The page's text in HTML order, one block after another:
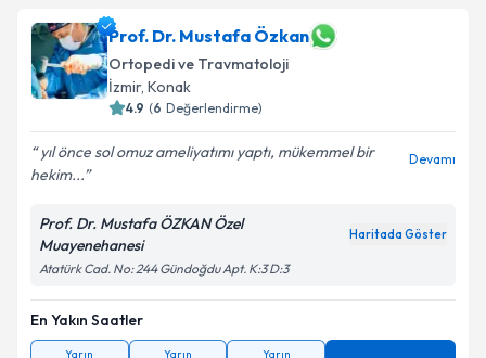
Prof. Dr. Mustafa Özkan
Ortopedi ve Travmatoloji
İzmir, Konak
4.9 (6 Değerlendirme)
yıl önce sol omuz ameliyatımı yaptı, mükemmel bir
hekim...
Devamı
Prof. Dr. Mustafa ÖZKAN Özel
Muayenehanesi
Haritada Göster
Atatürk Cad. No: 244 Gündoğdu Apt. K:3 D:3
En Yakın Saatler
Yarın Yarın Yarın